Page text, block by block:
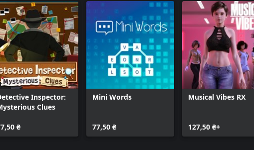
Inspector:
Clues
₴
Mini Words
77,50 ₴
Musical Vibes RX
127,50 ₴+